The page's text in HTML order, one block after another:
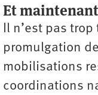
Et maintenant
Il n’est pas
promulgation
mobilisations
coordinations